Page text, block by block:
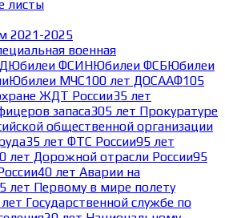
листы
2021-2025
военная
Юбилеи ФСИНЮбилеи ФСБЮбилеи
Юбилеи МЧС100 лет ДОСААФ105
ЖДТ России35 лет
запаса305 лет Прокуратуре
общественной организации
35 лет ФТС России95 лет
лет Дорожной отрасли России95
40 лет Аварии на
лет Первому в мире полету
Государственной службе по